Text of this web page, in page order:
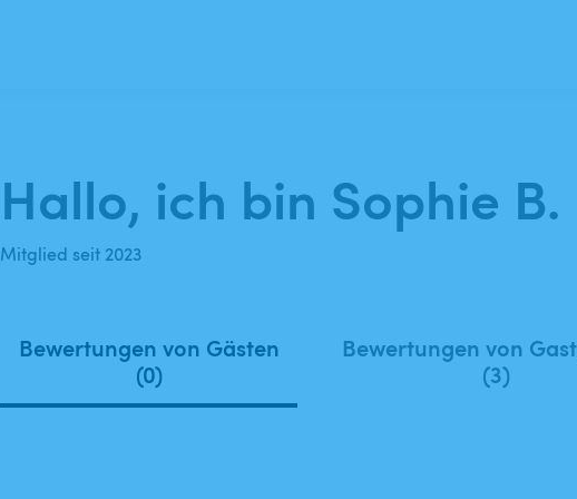
Hallo, ich bin Sophie B.
Mitglied seit 2023
Bewertungen von Gästen
(0)
Bewertungen von
(3)